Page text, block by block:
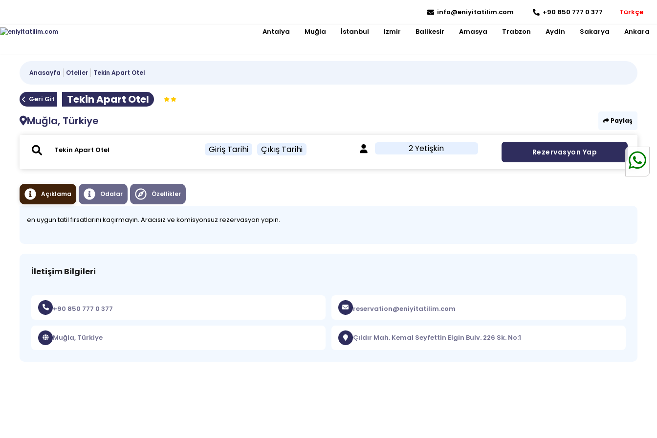
info@eniyitatilim.com +90 850 777 0 377 Türkçe
Antalya Muğla İstanbul Izmir Balikesir Amasya Trabzon Aydin Sakarya Ankara
Anasayfa Oteller Tekin Apart Otel
Geri Git
Tekin Apart Otel
Muğla, Türkiye
Paylaş
Giriş Tarihi Çıkış Tarihi 2 Yetişkin Rezervasyon Yap
Açıklama Odalar Özellikler
en uygun tatil fırsatlarını kaçırmayın. Aracısız ve komisyonsuz rezervasyon yapın.
İletişim Bilgileri
+90 850 777 0 377 reservation@eniyitatilim.com
Muğla, Türkiye Çıldır Mah. Kemal Seyfettin Elgin Bulv. 226 Sk. No:1